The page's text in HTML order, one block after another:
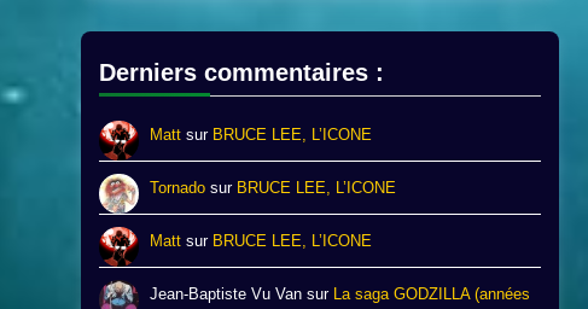
Derniers commentaires :
Matt sur BRUCE LEE, L’ICONE
Tornado sur BRUCE LEE, L’ICONE
Matt sur BRUCE LEE, L’ICONE
Jean-Baptiste Vu Van sur La saga GODZILLA (années